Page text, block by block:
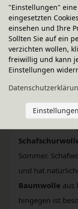
einer weicheren
persönlicher
Die Matratze
wählbar mit
biologischer
Sommer.
und hat
Baumwolle aus
hingegen ist
"Einstellungen"
eingesetzten
einsehen und Ihre
Sollten Sie auf ein
verzichten wollen,
freiwillig und kann
Einstellungen
Einstellungen